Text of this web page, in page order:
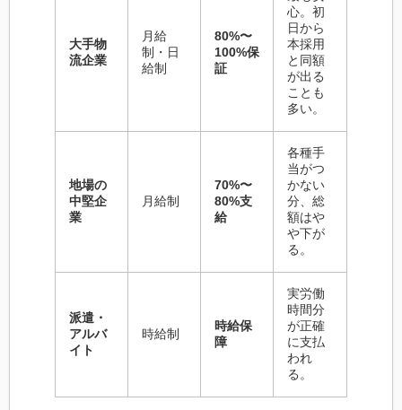
大手物
流企業
月給
制・日
給制
80%〜
100%保
証
心。初
日から
本採用
と同額
が出る
ことも
多い。
地場の
中堅企
業
月給制
70%〜
80%支
給
各種手
当がつ
かない
分、総
額はや
や下が
る。
派遣・
アルバ
イト
時給制
時給保
障
実労働
時間分
が正確
に支払
われ
る。